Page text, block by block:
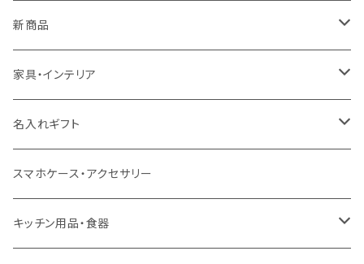
新商品
5月9日UP
5月7日UP
4月10日UP
4月7日UP
家具・インテリア
カーテン
ドレープカーテン
レースカーテン
ラグ・マット
ラグ
テーブル
名入れギフト
食器
ドリンクウェア
インテリア用品
スマホケース・アクセサリー
キッチン用品・食器